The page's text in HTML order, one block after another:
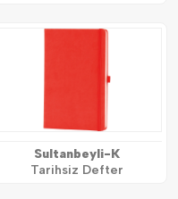
Sultanbeyli-K
Tarihsiz Defter